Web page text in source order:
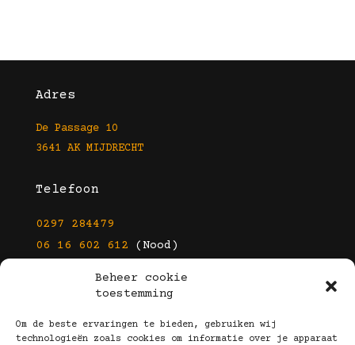
Beheer cookie
toestemming
Om de beste ervaringen te bieden, gebruiken wij
technologieën zoals cookies om informatie over je apparaat
Adres
De Passage 10
3641 AK MIJDRECHT
Telefoon
0297 284479
06 16 602 612 (Nood)
info@kootbrillen.nl